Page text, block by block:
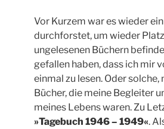
Vor Kurzem war es wieder
durchforstet, um wieder
ungelesenen Büchern
gefallen haben, dass ich mir
einmal zu lesen. Oder
Bücher, die meine Begleiter
meines Lebens waren. Zu
»Tagebuch 1946 – 1949«.